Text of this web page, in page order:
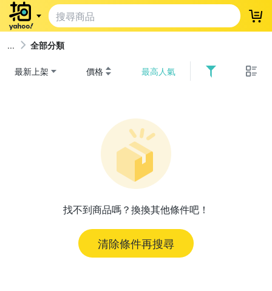
登
全部分類
最新上架 價格 最高人氣
找不到商品嗎？換換其他條件吧！
清除條件再搜尋